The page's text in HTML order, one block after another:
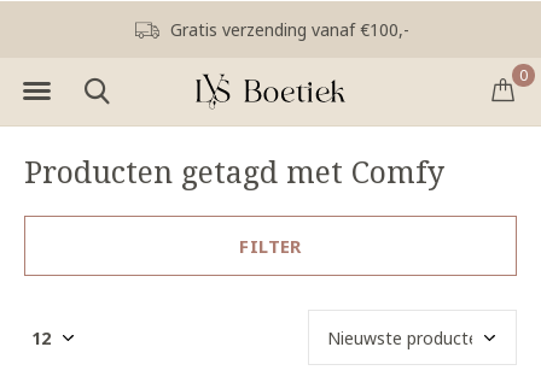
0
Gratis verzending vanaf €100,-
Producten getagd met Comfy
FILTER